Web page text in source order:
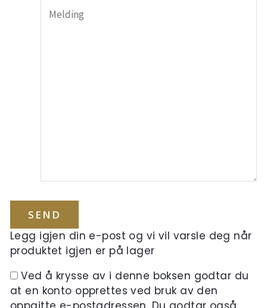
Legg igjen din e-post og vi vil varsle deg når
produktet igjen er på lager
Ved å krysse av i denne boksen godtar du
at en konto opprettes ved bruk av den